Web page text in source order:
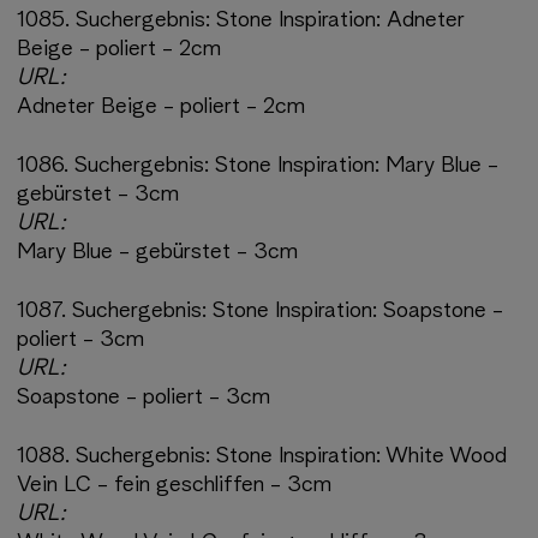
1085. Suchergebnis:Stone Inspiration: Adneter
Beige - poliert - 2cm
URL:
Adneter Beige - poliert - 2cm
1086. Suchergebnis:Stone Inspiration: Mary Blue -
gebürstet - 3cm
URL:
Mary Blue - gebürstet - 3cm
1087. Suchergebnis:Stone Inspiration: Soapstone -
poliert - 3cm
URL:
Soapstone - poliert - 3cm
1088. Suchergebnis:Stone Inspiration: White Wood
Vein LC - fein geschliffen - 3cm
URL: